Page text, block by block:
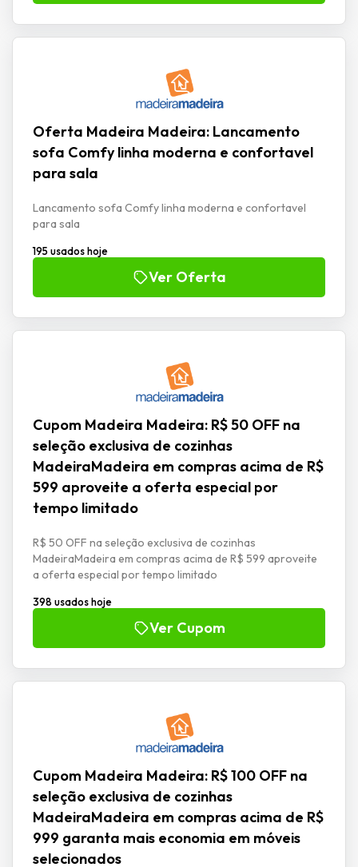
Oferta Madeira Madeira: Lancamento
sofa Comfy linha moderna e confortavel
para sala
Lancamento sofa Comfy linha moderna e confortavel
para sala
195 usados hoje
Ver Oferta
Cupom Madeira Madeira: R$ 50 OFF na
seleção exclusiva de cozinhas
MadeiraMadeira em compras acima de R$
599 aproveite a oferta especial por
tempo limitado
R$ 50 OFF na seleção exclusiva de cozinhas
MadeiraMadeira em compras acima de R$ 599 aproveite
a oferta especial por tempo limitado
398 usados hoje
Ver Cupom
Cupom Madeira Madeira: R$ 100 OFF na
seleção exclusiva de cozinhas
MadeiraMadeira em compras acima de R$
999 garanta mais economia em móveis
selecionados